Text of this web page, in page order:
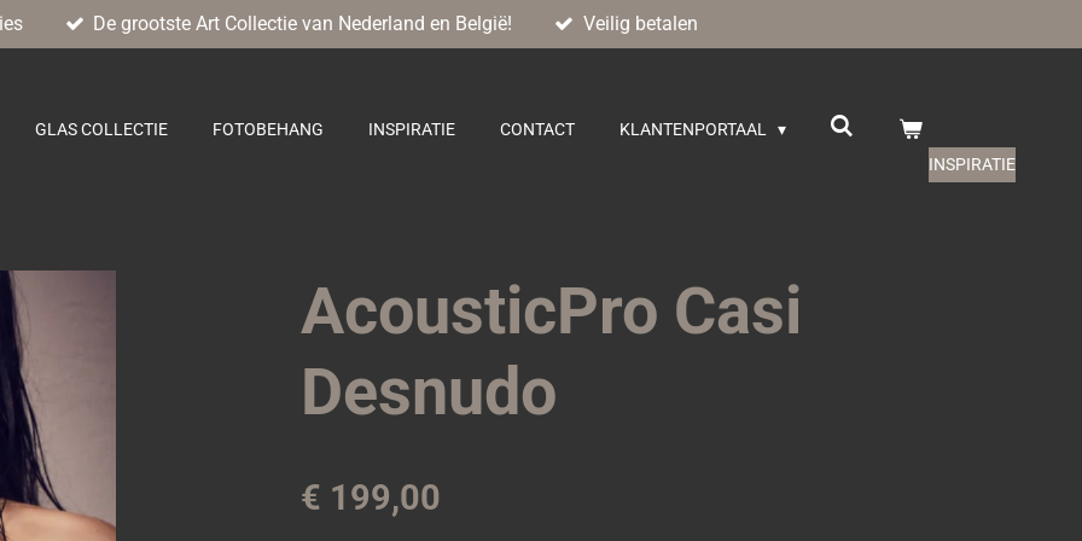
De grootste Art Collectie van Nederland en België! Veilig betalen
GLAS COLLECTIE FOTOBEHANG INSPIRATIE CONTACT
KLANTENPORTAAL
INSPIRATIE
AcousticPro Casi
Desnudo
€ 199,00